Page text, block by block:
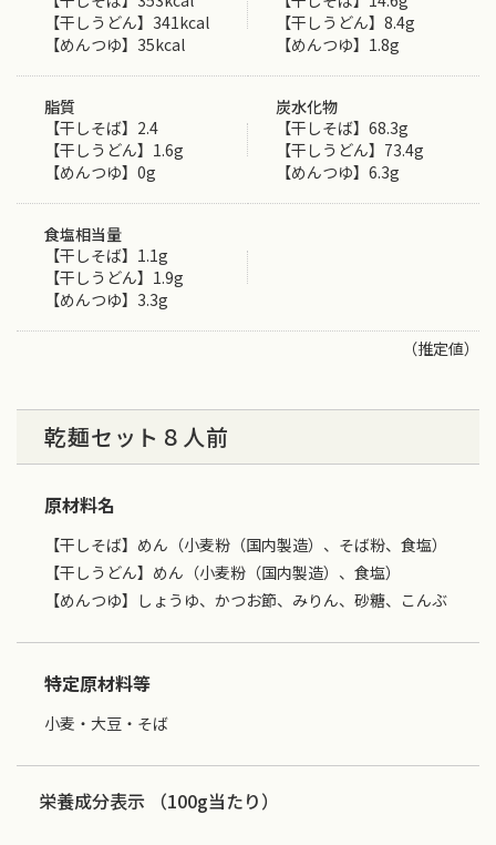
【干しうどん】341kcal
【めんつゆ】35kcal
【干しうどん】8.4g
【めんつゆ】1.8g
脂質
【干しそば】2.4
【干しうどん】1.6g
【めんつゆ】0g
炭水化物
【干しそば】68.3g
【干しうどん】73.4g
【めんつゆ】6.3g
食塩相当量
【干しそば】1.1g
【干しうどん】1.9g
【めんつゆ】3.3g
（推定値）
乾麺セット８人前
原材料名
【干しそば】めん（小麦粉（国内製造）、そば粉、食塩）
【干しうどん】めん（小麦粉（国内製造）、食塩）
【めんつゆ】しょうゆ、かつお節、みりん、砂糖、こんぶ
特定原材料等
小麦・大豆・そば
栄養成分表示 （100g当たり）